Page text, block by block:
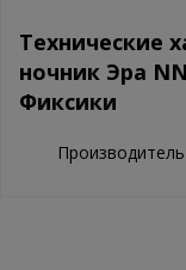
Технические
ночник Эра
Фиксики
Производитель